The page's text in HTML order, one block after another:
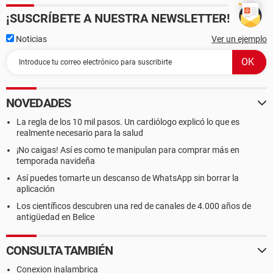
Impresora SagePDFPrinter
Controlador USB1 SiS 7001 PCI-USB Open Host Controller
Controlador USB1 SiS 7001 PCI-USB Open Host Controller
Controlador USB2 SiS 7002 USB 2.0 Enhanced Host
--------[ DMI ]---------------------------------------------------------------------------------------
------------------
[ BIOS ]
Propiedades de la BIOS:
Vendedor American Megatrends Inc.
Versión P1.70
Fecha de salida 08/20/2004
Tamaño 256 KB
Dispositivos de arranque Floppy Disk, Hard Disk, CD-ROM,
ATAPI ZIP, LS-120
Funciones disponibles Flash BIOS, Shadow BIOS, Selectable
Boot, EDD, BBS
¡SUSCRÍBETE A NUESTRA NEWSLETTER!
Noticias Ver un ejemplo
NOVEDADES
La regla de los 10 mil pasos. Un cardiólogo explicó lo que es
realmente necesario para la salud
¡No caigas! Así es como te manipulan para comprar más en
temporada navideña
Así puedes tomarte un descanso de WhatsApp sin borrar la
aplicación
Los científicos descubren una red de canales de 4.000 años de
antigüedad en Belice
CONSULTA TAMBIÉN
Conexion inalambrica